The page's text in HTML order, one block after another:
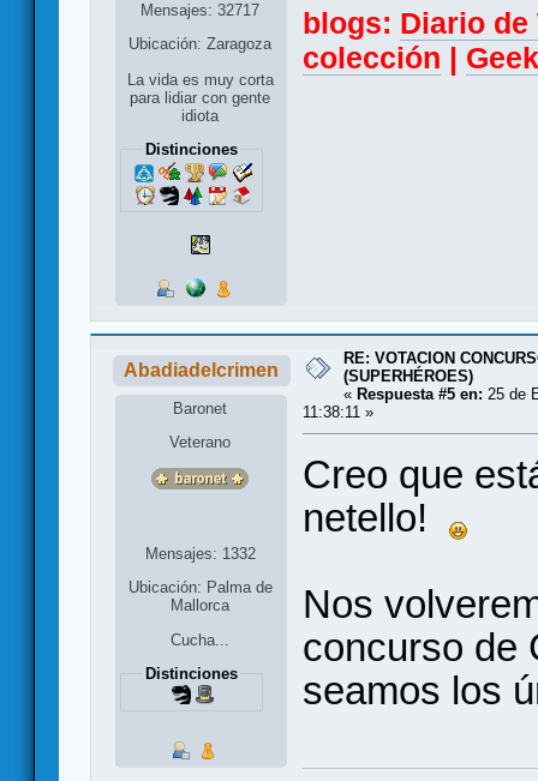
Mensajes: 32717
Ubicación: Zaragoza
La vida es muy corta
para lidiar con gente
idiota
Distinciones
blogs: Diario
colección
Abadiadelcrimen
Baronet
Veterano
Mensajes: 1332
Ubicación: Palma de
Mallorca
Cucha...
Distinciones
RE: VOTACION
(SUPERHÉROES)
« Respuesta #5 en: 25 de
11:38:11 »
Creo que
netello!
Nos
concurso
seamos los